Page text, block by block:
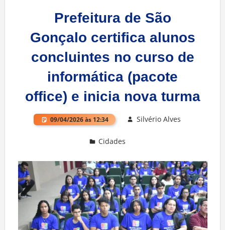
Prefeitura de São
Gonçalo certifica alunos
concluintes no curso de
informática (pacote
office) e inicia nova turma
09/04/2026 às 12:34 Silvério Alves
Cidades